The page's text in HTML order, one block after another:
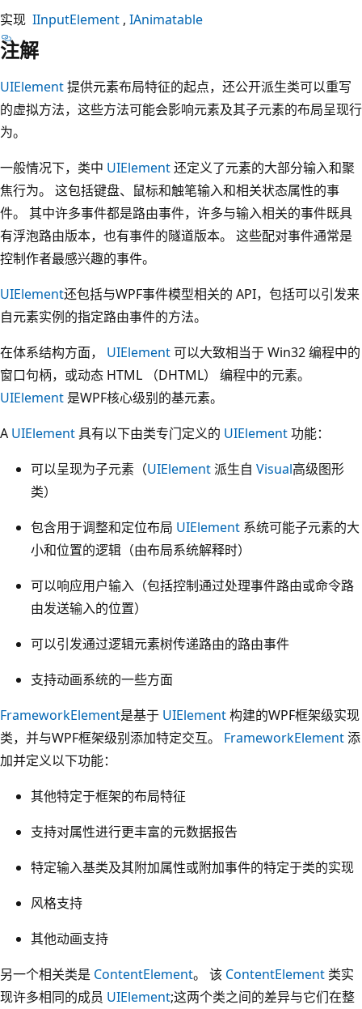
实现 IInputElement IAnimatable
注解
UIElement提供元素布局特征的起点，还公开派生类可以重写
的虚拟方法，这些方法可能会影响元素及其子元素的布局呈现行
为。
一般情况下，类中 UIElement还定义了元素的大部分输入和聚
焦行为。 这包括键盘、鼠标和触笔输入和相关状态属性的事
件。 其中许多事件都是路由事件，许多与输入相关的事件既具
有浮泡路由版本，也有事件的隧道版本。 这些配对事件通常是
控制作者最感兴趣的事件。
UIElement还包括与WPF事件模型相关的 API，包括可以引发来
自元素实例的指定路由事件的方法。
在体系结构方面， UIElement可以大致相当于 Win32 编程中的
窗口句柄，或动态 HTML （DHTML） 编程中的元素。
UIElement 是WPF核心级别的基元素。
A UIElement具有以下由类专门定义的 UIElement功能：
可以呈现为子元素（UIElement派生自 Visual高级图形
类）
包含用于调整和定位布局 UIElement 系统可能子元素的大
小和位置的逻辑（由布局系统解释时）
可以响应用户输入（包括控制通过处理事件路由或命令路
由发送输入的位置）
可以引发通过逻辑元素树传递路由的路由事件
支持动画系统的一些方面
FrameworkElement是基于 UIElement构建的WPF框架级实现
类，并与WPF框架级别添加特定交互。 FrameworkElement添
加并定义以下功能：
其他特定于框架的布局特征
支持对属性进行更丰富的元数据报告
特定输入基类及其附加属性或附加事件的特定于类的实现
风格支持
其他动画支持
另一个相关类是 ContentElement。 该 ContentElement 类实
现许多相同的成员 UIElement;这两个类之间的差异与它们在整